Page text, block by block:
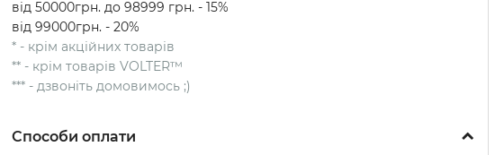
від 50000грн. до 98999 грн. - 15%
від 99000грн. - 20%
* - крім акційних товарів
** - крім товарів VOLTER™
*** - дзвоніть домовимось ;)
Способи оплати